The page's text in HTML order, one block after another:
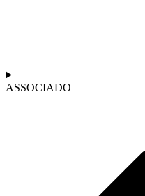
ASSOCIADO